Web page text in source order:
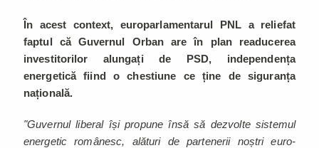
În acest context, europarlamentarul PNL a reliefat
faptul că Guvernul Orban are în plan readucerea
investitorilor alungați de PSD, independența
energetică fiind o chestiune ce ține de siguranța
națională.
"Guvernul liberal își propune însă să dezvolte sistemul
energetic românesc, alături de partenerii noștri euro-